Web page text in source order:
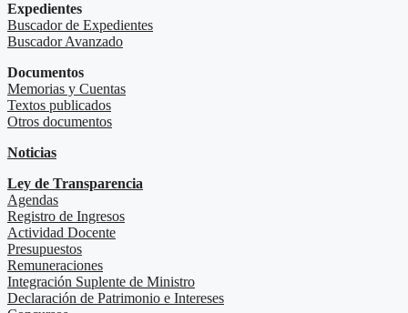
Expedientes
Buscador de Expedientes
Buscador Avanzado
Documentos
Memorias y Cuentas
Textos publicados
Otros documentos
Noticias
Ley de Transparencia
Agendas
Registro de Ingresos
Actividad Docente
Presupuestos
Remuneraciones
Integración Suplente de Ministro
Declaración de Patrimonio e Intereses